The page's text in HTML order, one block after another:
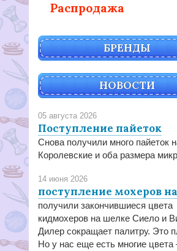
Распродажа
БРЕНДЫ
НОВОСТИ
05 августа 2026
Поступление пайеток
Снова получили много пайеток
Королевские и оба размера
14 июня 2026
поступление мохеров
получили закончившиеся цвета
кидмохеров на шелке Сиело и
Дилер сокращает палитру. Это
Но у нас еще есть многие